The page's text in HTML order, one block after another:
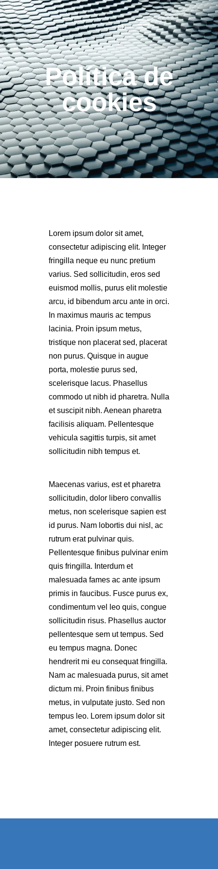
EN
Política de
cookies
Lorem ipsum dolor sit amet,
consectetur adipiscing elit. Integer
fringilla neque eu nunc pretium
varius. Sed sollicitudin, eros sed
euismod mollis, purus elit molestie
arcu, id bibendum arcu ante in orci.
In maximus mauris ac tempus
lacinia. Proin ipsum metus,
tristique non placerat sed, placerat
non purus. Quisque in augue
porta, molestie purus sed,
scelerisque lacus. Phasellus
commodo ut nibh id pharetra. Nulla
et suscipit nibh. Aenean pharetra
facilisis aliquam. Pellentesque
vehicula sagittis turpis, sit amet
sollicitudin nibh tempus et.
Maecenas varius, est et pharetra
sollicitudin, dolor libero convallis
metus, non scelerisque sapien est
id purus. Nam lobortis dui nisl, ac
rutrum erat pulvinar quis.
Pellentesque finibus pulvinar enim
quis fringilla. Interdum et
malesuada fames ac ante ipsum
primis in faucibus. Fusce purus ex,
condimentum vel leo quis, congue
sollicitudin risus. Phasellus auctor
pellentesque sem ut tempus. Sed
eu tempus magna. Donec
hendrerit mi eu consequat fringilla.
Nam ac malesuada purus, sit amet
dictum mi. Proin finibus finibus
metus, in vulputate justo. Sed non
tempus leo. Lorem ipsum dolor sit
amet, consectetur adipiscing elit.
Integer posuere rutrum est.